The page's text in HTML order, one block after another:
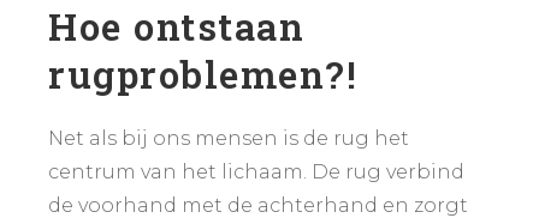
Hoe ontstaan
rugproblemen?!
Net als bij ons mensen is de rug het
centrum van het lichaam. De rug verbind
de voorhand met de achterhand en zorgt